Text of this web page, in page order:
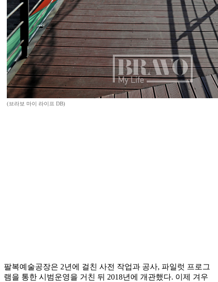
(브라보 마이 라이프 DB)
팔복예술공장은 2년에 걸친 사전 작업과 공사, 파일럿 프로그
램을 통한 시범운영을 거친 뒤 2018년에 개관했다. 이제 겨우